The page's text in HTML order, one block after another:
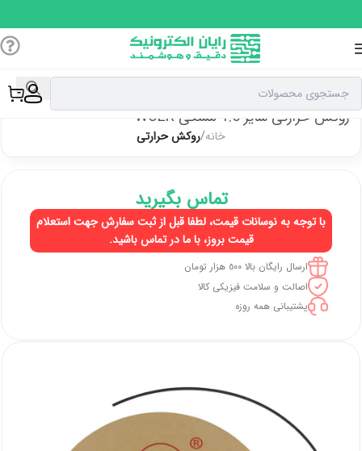
روکش حرارتی سایز 1.5 مشکی WOER
خانه روکش حرارتی
تماس بگیرید
با توجه به نوسانات قیمت، لطفا قبل از ثبت سفارش جهت استعلام
قیمت بروز، با ما در تماس باشید.
ارسال رایگان بالا ٥٠٠ هزار تومان
اصالت و سلامت فیزیکی کالا
پشتیبانی همه روزه